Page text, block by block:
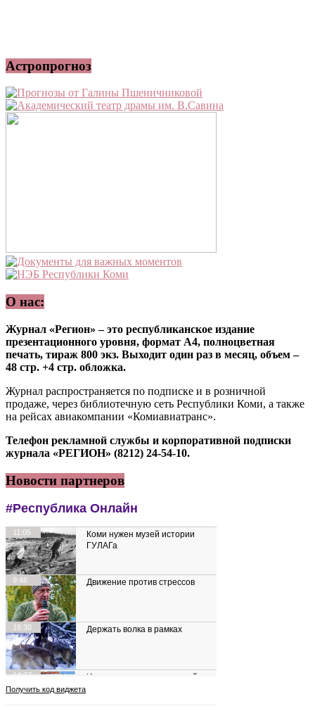
Астропрогноз
О нас:
Журнал «Регион» – это республиканское издание
презентационного уровня, формат А4, полноцветная
печать, тираж 800 экз. Выходит один раз в месяц, объем –
48 стр. +4 стр. обложка.
Журнал распространяется по подписке и в розничной
продаже, через библиотечную сеть Республики Коми, а также
на рейсах авиакомпании «Комиавиатранс».
Телефон рекламной службы и корпоративной подписки
журнала «РЕГИОН» (8212) 24-54-10.
Новости партнеров